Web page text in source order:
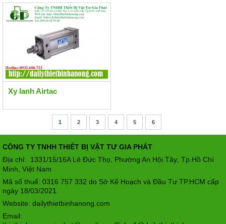
Xy lanh Airtac
1 2 3 4 5 6
CÔNG TY TNHH THIẾT BỊ VẬT TƯ GIA PHÁT
Địa chỉ: 1331/15/16A Lê Đức Thọ, Phường An Hội Tây Tp.Hồ Chí
Minh, Việt Nam
Mã số thuế: 0316 757 332 do Sở Kế Hoạch và Đầu Tư TP.HCM cấp
ngày 18/03/2021.
Website: dailythietbinhanong.com
Email: